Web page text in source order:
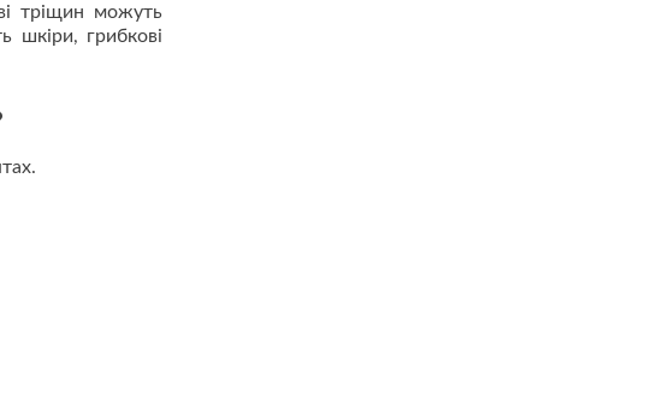
тріщин можуть
шкіри, грибкові